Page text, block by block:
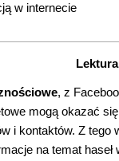
w internecie
, z
mogą okazać
i kontaktów. Z tego
na temat